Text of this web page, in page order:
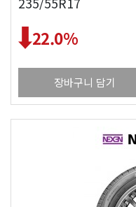
22.0%
장바구니 담기